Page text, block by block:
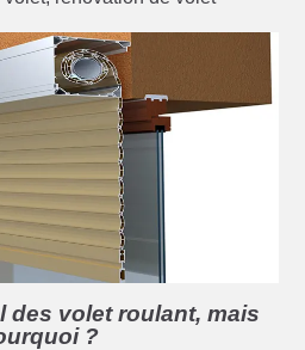
des volet roulant, mais
?